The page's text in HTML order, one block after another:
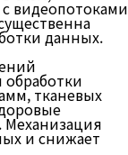
видеопотоками
данных.
тканевых
и снижает